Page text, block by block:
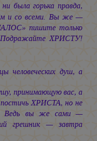
была горька правда,
и со всеми. Вы же —
пишите только
Подражайте ХРИСТУ!
человеческих душ, а
принимающую вас, а
ХРИСТА, но не
Ведь вы же сами —
грешник — завтра